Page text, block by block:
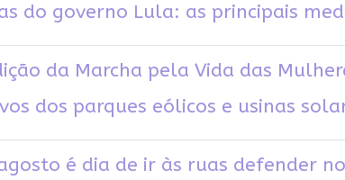
do governo Lula: as principais
da Marcha pela Vida das
dos parques eólicos e usinas
é dia de ir às ruas defender